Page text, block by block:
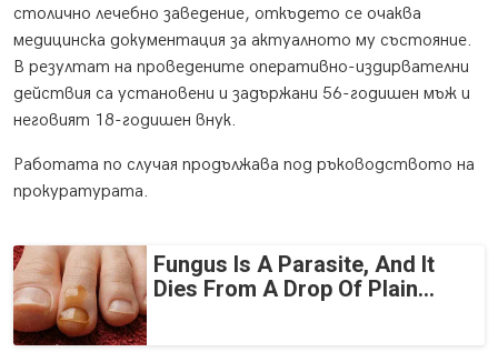
столично лечебно заведение, откъдето се очаква
медицинска документация за актуалното му състояние.
В резултат на проведените оперативно-издирвателни
действия са установени и задържани 56-годишен мъж и
неговият 18-годишен внук.
Работата по случая продължава под ръководството на
прокуратурата.
Fungus Is A Parasite, And It
Dies From A Drop Of Plain...